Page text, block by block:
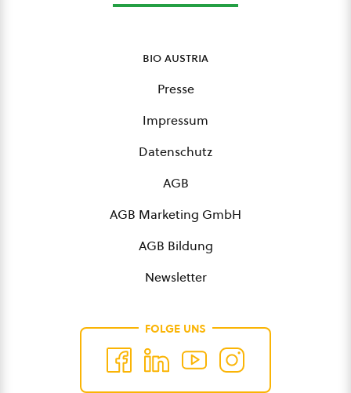
bio austria
Presse
Impressum
Datenschutz
AGB
AGB Marketing GmbH
AGB Bildung
Newsletter
FOLGE UNS